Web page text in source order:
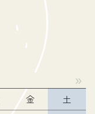
»
金
土